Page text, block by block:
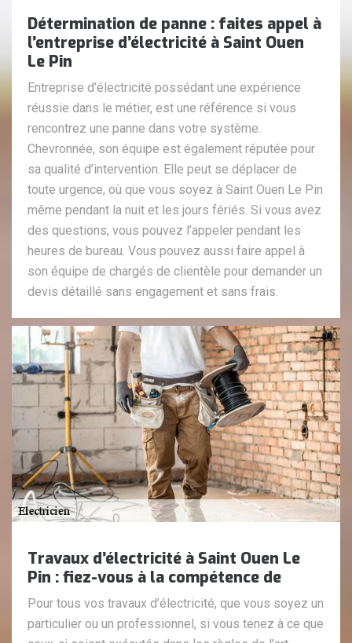
Détermination de panne : faites appel à
l’entreprise d’électricité à Saint Ouen
Le Pin
Entreprise d’électricité possédant une expérience
réussie dans le métier, est une référence si vous
rencontrez une panne dans votre système.
Chevronnée, son équipe est également réputée pour
sa qualité d’intervention. Elle peut se déplacer de
toute urgence, où que vous soyez à Saint Ouen Le Pin
même pendant la nuit et les jours fériés. Si vous avez
des questions, vous pouvez l’appeler pendant les
heures de bureau. Vous pouvez aussi faire appel à
son équipe de chargés de clientèle pour demander un
devis détaillé sans engagement et sans frais.
Travaux d’électricité à Saint Ouen Le
Pin : fiez-vous à la compétence de
Pour tous vos travaux d’électricité, que vous soyez un
particulier ou un professionnel, si vous tenez à ce que